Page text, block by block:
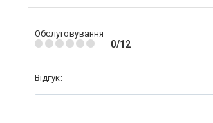
Обслуговування
0/12
Відгук: